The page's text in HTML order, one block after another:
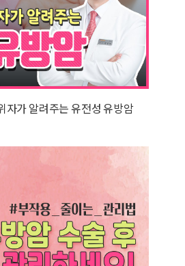
자가 알려주는 유전성 유방암